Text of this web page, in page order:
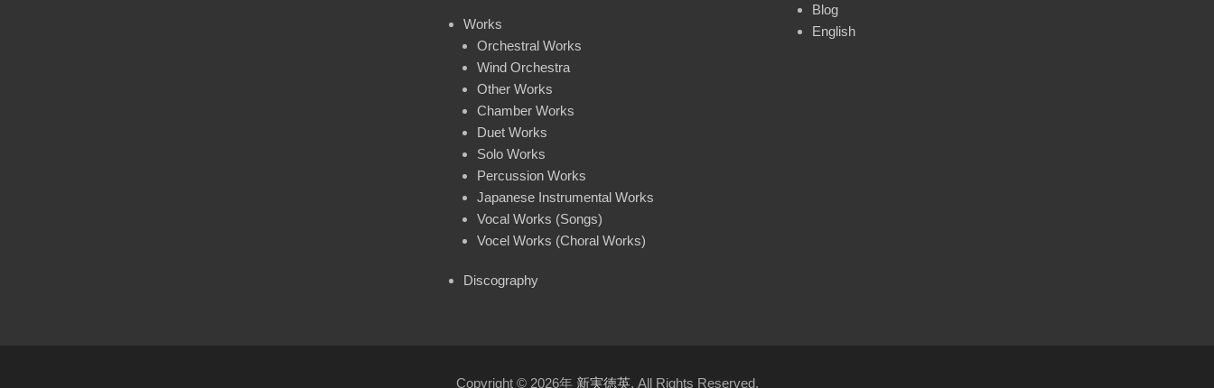
Works
Orchestral Works
Wind Orchestra
Other Works
Chamber Works
Duet Works
Solo Works
Percussion Works
Japanese Instrumental Works
Vocal Works (Songs)
Vocel Works (Choral Works)
Discography
Blog
English
Copyright © 2026年 新実徳英. All Rights Reserved.